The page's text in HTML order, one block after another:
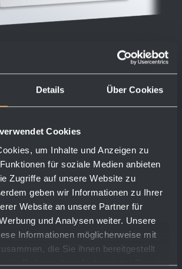
Details Über Cookies
Cookies
um Inhalte und Anzeigen zu
für soziale Medien anbieten
Zugriffe auf unsere Website zu
geben wir Informationen zu Ihrer
Website an unsere Partner für
und Analysen weiter. Unsere
Informationen möglicherweise mit
die Sie ihnen bereitgestellt
im Rahmen Ihrer Nutzung der Dienste
mit Einbaurahmen
298 x 148 x 32 mm
Mehr